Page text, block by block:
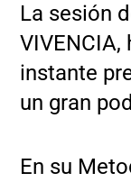
La sesión
VIVENCIA,
instante
un gran
En su